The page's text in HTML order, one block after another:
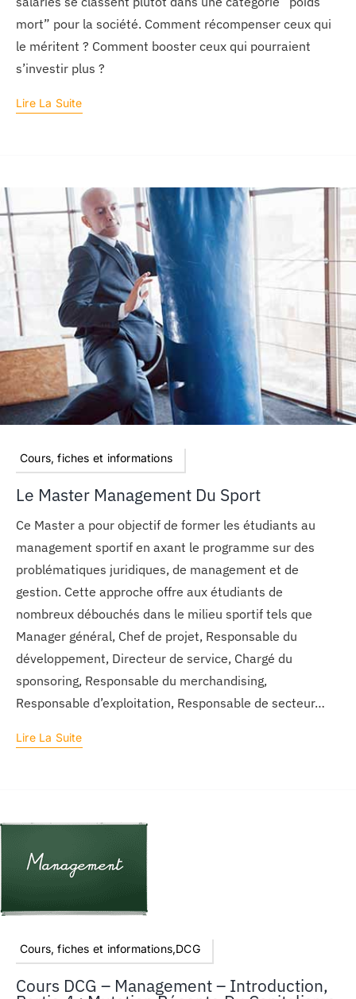
mort” pour la société. Comment récompenser ceux qui
le méritent ? Comment booster ceux qui pourraient
s’investir plus ?
Lire La Suite
Cours, fiches et informations
Le Master Management Du Sport
Ce Master a pour objectif de former les étudiants au
management sportif en axant le programme sur des
problématiques juridiques, de management et de
gestion. Cette approche offre aux étudiants de
nombreux débouchés dans le milieu sportif tels que
Manager général, Chef de projet, Responsable du
développement, Directeur de service, Chargé du
sponsoring, Responsable du merchandising,
Responsable d’exploitation, Responsable de secteur…
Lire La Suite
Cours, fiches et informations,DCG
Cours DCG – Management – Introduction,